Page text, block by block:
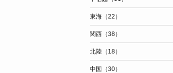
東海（22）
関西（38）
北陸（18）
中国（30）